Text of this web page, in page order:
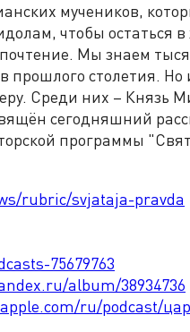
мучеников,
чтобы остаться
Мы знаем
прошлого столетия.
Среди них – Князь
сегодняшний
программы
rubric/svjataja-pravda
75679763
album/38934736
ru/podcast/